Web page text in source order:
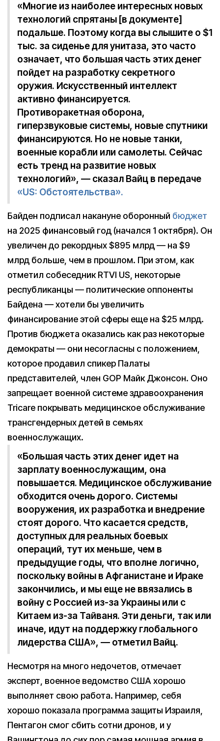
«Многие из наиболее интересных новых
технологий спрятаны [в документе]
подальше. Поэтому когда вы слышите о $1
тыс. за сиденье для унитаза, это часто
означает, что большая часть этих денег
пойдет на разработку секретного
оружия. Искусственный интеллект
активно финансируется.
Противоракетная оборона,
гиперзвуковые системы, новые спутники
финансируются. Но не новые танки,
военные корабли или самолеты. Сейчас
есть тренд на развитие новых
технологий», — сказал Вайц в передаче
«US: Обстоятельства».
Байден подписал накануне оборонный бюджет
на 2025 финансовый год (начался 1 октября). Он
увеличен до рекордных $895 млрд — на $9
млрд больше, чем в прошлом. При этом, как
отметил собеседник RTVI US, некоторые
республиканцы — политические оппоненты
Байдена — хотели бы увеличить
финансирование этой сферы еще на $25 млрд.
Против бюджета оказались как раз некоторые
демократы — они несогласны с положением,
которое продавил спикер Палаты
представителей, член GOP Майк Джонсон. Оно
запрещает военной системе здравоохранения
Tricare покрывать медицинское обслуживание
трансгендерных детей в семьях
военнослужащих.
«Большая часть этих денег идет на
зарплату военнослужащим, она
повышается. Медицинское обслуживание
обходится очень дорого. Системы
вооружения, их разработка и внедрение
стоят дорого. Что касается средств,
доступных для реальных боевых
операций, тут их меньше, чем в
предыдущие годы, что вполне логично,
поскольку войны в Афганистане и Ираке
закончились, и мы еще не ввязались в
войну с Россией из-за Украины или с
Китаем из-за Тайваня. Эти деньги, так или
иначе, идут на поддержку глобального
лидерства США», — отметил Вайц.
Несмотря на много недочетов, отмечает
эксперт, военное ведомство США хорошо
выполняет свою работа. Например, себя
хорошо показала программа защиты Израиля,
Пентагон смог сбить сотни дронов, и у